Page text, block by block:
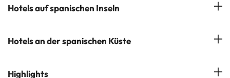
Newsletter abonnieren
Hotels in Salou
Hotels in Marbella
Hotels auf spanischen Inseln
Hotels auf Mallorca
Hotels an der spanischen Küste
Costa Brava
Highlights